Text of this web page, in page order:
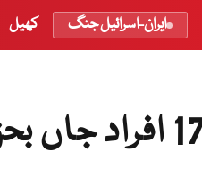
ایران-اسرائیل جنگ کھیل